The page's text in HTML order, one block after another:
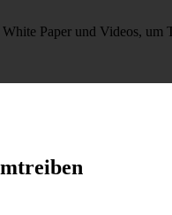
Paper und Videos, um